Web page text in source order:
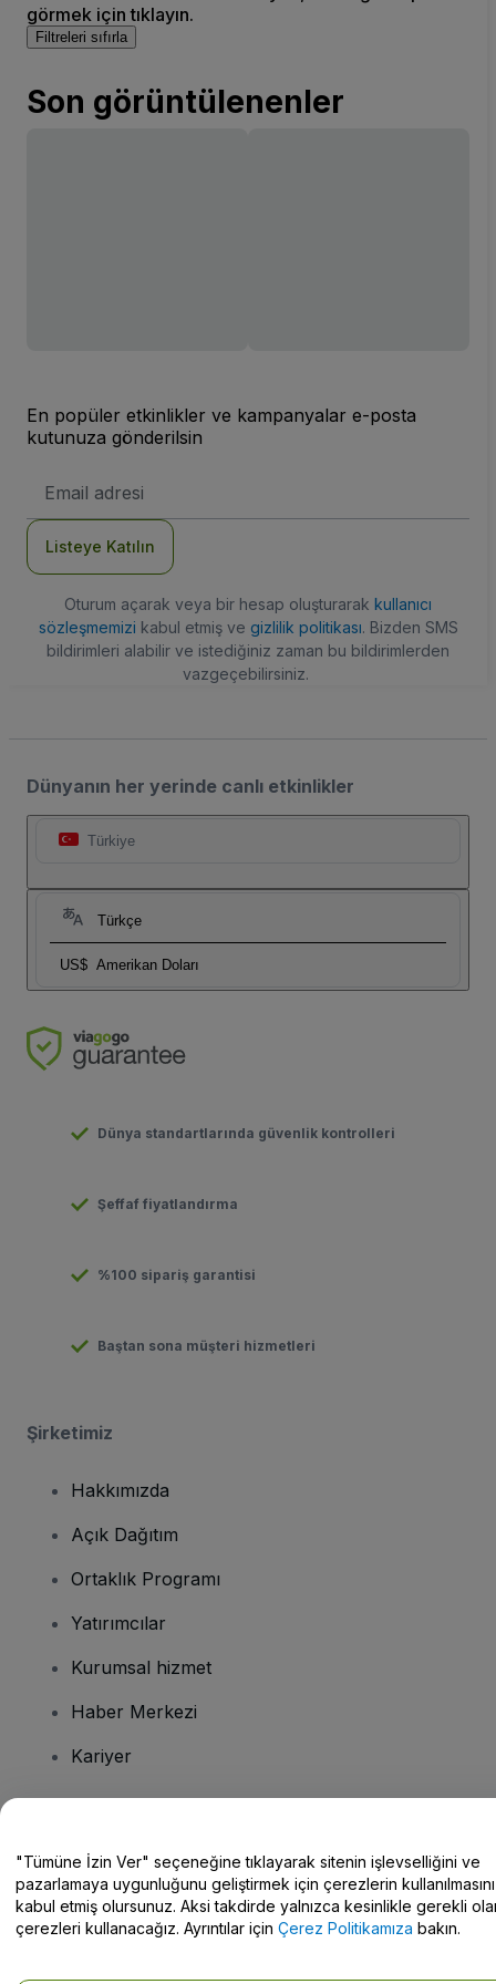
görmek için tıklayın.
Filtreleri sıfırla
Son görüntülenenler
En popüler etkinlikler ve kampanyalar e-posta
kutunuza gönderilsin
posta
Listeye Katılın
Oturum açarak veya bir hesap oluşturarak kullanıcı
sözleşmemizi kabul etmiş ve gizlilik politikası. Bizden SMS
bildirimleri alabilir ve istediğiniz zaman bu bildirimlerden
vazgeçebilirsiniz.
Dünyanın her yerinde canlı etkinlikler
Türkiye
Türkçe
US$ Amerikan Doları
Dünya standartlarında güvenlik kontrolleri
Şeffaf fiyatlandırma
%100 sipariş garantisi
Baştan sona müşteri hizmetleri
Şirketimiz
Hakkımızda
Açık Dağıtım
Ortaklık Programı
Yatırımcılar
Kurumsal hizmet
Haber Merkezi
Kariyer
Yardım Merkezi / Bize Ulaşın
"Tümüne İzin Ver" seçeneğine tıklayarak sitenin işlevselliğini ve
pazarlamaya uygunluğunu geliştirmek için çerezlerin kullanılmasını
kabul etmiş olursunuz. Aksi takdirde yalnızca kesinlikle gerekli
çerezleri kullanacağız. Ayrıntılar için Çerez Politikamıza bakın.